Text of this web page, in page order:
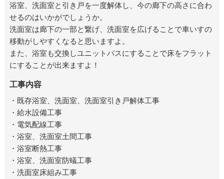
浴室、洗面室と引き戸を一度解体し、今の廊下の高さに合わ
せるのはいかがでしょうか。
洗面室は廊下の一部と繋げ、洗面室を広げることで車いすの
移動がしやすくなると思いますよ。
また、浴室も交換しユニットバスにすることで床をフラット
にすることが出来ますよ！
工事内容
・既存浴室、洗面室、洗面室引き戸解体工事
・給水設備工事
・電気配線工事
・浴室、洗面室土間工事
・浴室断熱工事
・浴室、洗面室防蟻工事
・洗面室床組み工事